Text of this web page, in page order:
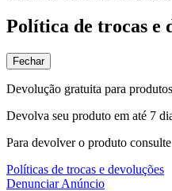
Política de trocas e
Fechar
Devolução gratuita para
Devolva seu produto em até 7
Para devolver o produto
Políticas de trocas e devoluções
Denunciar Anúncio